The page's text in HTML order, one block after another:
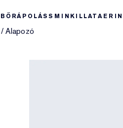
BŐRÁPOLÁSSMINKILLATAERIN
/ Alapozó